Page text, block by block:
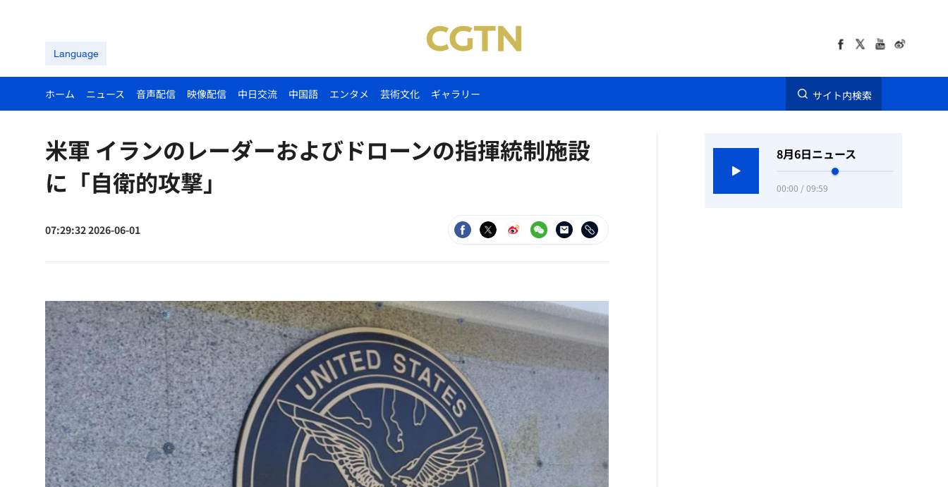
Language
ホーム ニュース 音声配信 映像配信 中日交流 中国語 エンタメ 芸術文化 ギャラリー サイト内検索
米軍 イランのレーダーおよびドローンの指揮統制施設
に「自衛的攻撃」
07:29:32 2026-06-01
8月6日ニュース
00:00 / 09:59